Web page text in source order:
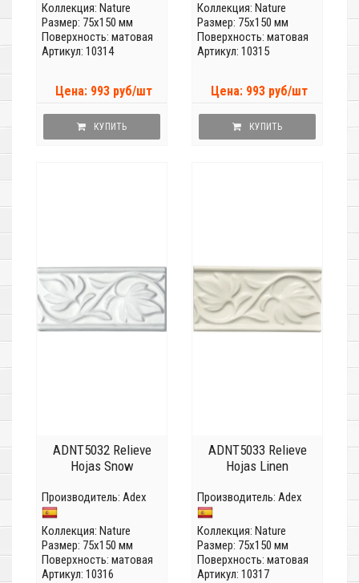
Коллекция: Nature
Размер: 75x150 мм
Поверхность: матовая
Артикул: 10314
Цена: 993 руб/шт
КУПИТЬ
Коллекция: Nature
Размер: 75x150 мм
Поверхность: матовая
Артикул: 10315
Цена: 993 руб/шт
КУПИТЬ
ADNT5032 Relieve
Hojas Snow
Производитель: Adex
Коллекция: Nature
Размер: 75x150 мм
Поверхность: матовая
Артикул: 10316
ADNT5033 Relieve
Hojas Linen
Производитель: Adex
Коллекция: Nature
Размер: 75x150 мм
Поверхность: матовая
Артикул: 10317